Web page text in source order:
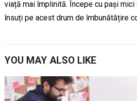
viață mai împlinită. Începe cu pași
însuți pe acest drum de îmbunătățire
YOU MAY ALSO LIKE